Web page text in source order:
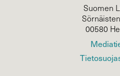
Suomen
00580